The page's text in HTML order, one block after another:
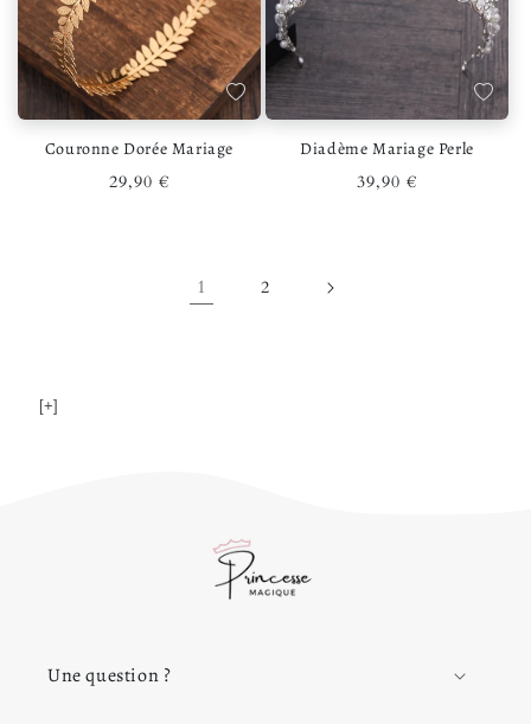
Ajouter à la liste de souhaits
Couronne Dorée Mariage
Prix habituel
29,90 €
Ajouter
Diadème Mariage Perle
Prix habituel
39,90 €
1 2
[+]
Une question ?